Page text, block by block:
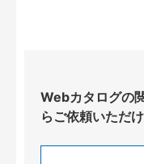
Webカタログの
らご依頼いただけ